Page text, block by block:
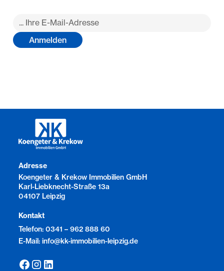
Adresse
Koengeter & Krekow Immobilien GmbH
Karl-Liebknecht-Straße 13a
04107 Leipzig
Kontakt
Telefon: 0341 – 962 888 60
E-Mail: info@kk-immobilien-leipzig.de